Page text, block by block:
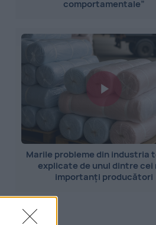
comportamentale”
Marile probleme din industria
explicate de unul dintre cei
importanți producători